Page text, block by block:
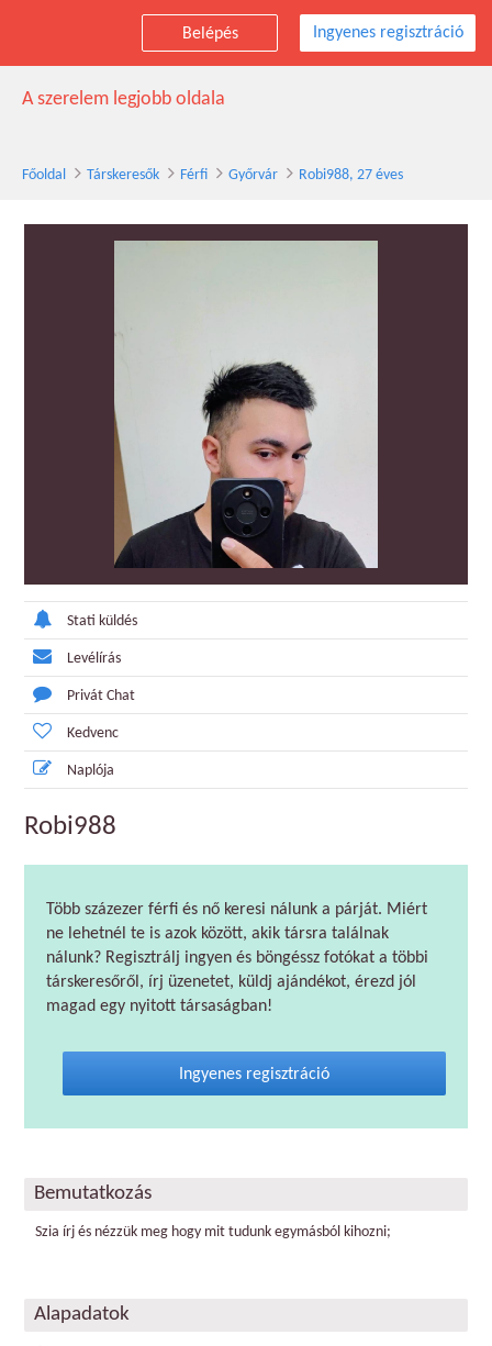
Belépés Ingyenes regisztráció
Robi988 társkereső férfi, 27 éves, Győrvár
A szerelem legjobb oldala
Főoldal Társkeresők Férfi Győrvár Robi988, 27 éves
Stati küldés
Levélírás
Privát Chat
Kedvenc
Naplója
Robi988
Több százezer férfi és nő keresi nálunk a párját. Miért
ne lehetnél te is azok között, akik társra találnak
nálunk? Regisztrálj ingyen és böngéssz fotókat a többi
társkeresőről, írj üzenetet, küldj ajándékot, érezd jól
magad egy nyitott társaságban!
Ingyenes regisztráció
Bemutatkozás
Szia írj és nézzük meg hogy mit tudunk egymásból kihozni;
Alapadatok